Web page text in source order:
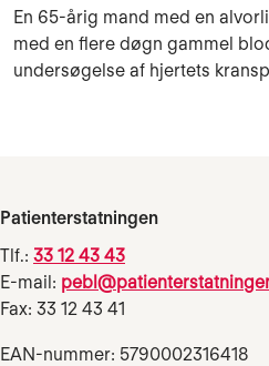
En 65-årig mand med en
med en flere døgn gammel
undersøgelse af hjertets
Patienterstatningen
Tlf.: 33 12 43 43
E-mail:
Fax: 33 12 43 41
EAN-nummer: 5790002316418